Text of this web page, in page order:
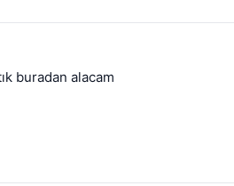
buradan alacam